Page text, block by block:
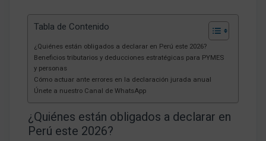
Tabla de Contenido
¿Quiénes están obligados a declarar en Perú este 2026?
Beneficios tributarios y deducciones estratégicas para PYMES
y personas
Cómo actuar ante errores en la declaración jurada anual
Únete a nuestro Canal de WhatsApp
¿Quiénes están obligados a declarar en
Perú este 2026?